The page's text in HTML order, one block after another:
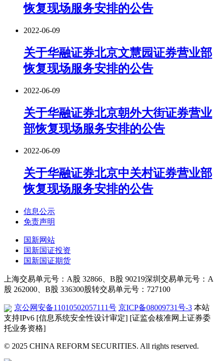
恢复现场服务安排的公告
2022-06-09
关于华融证券北京文慧园证券营业部
恢复现场服务安排的公告
2022-06-09
关于华融证券北京朝外大街证券营业
部恢复现场服务安排的公告
2022-06-09
关于华融证券北京中关村证券营业部
恢复现场服务安排的公告
信息公示
免责声明
国新网站
国新国证投资
国新国证期货
上海交易单元号：A股 32866、B股 90219深圳交易单元号：A
股 262000、B股 336300股转交易单元号：727100
京公网安备11010502057111号 京ICP备08009731号-3 本站
支持IPv6 [信息系统安全性设计审定] [证监会核准网上证券委
托业务资格]
© 2025 CHINA REFORM SECURITIES. All rights reserved.